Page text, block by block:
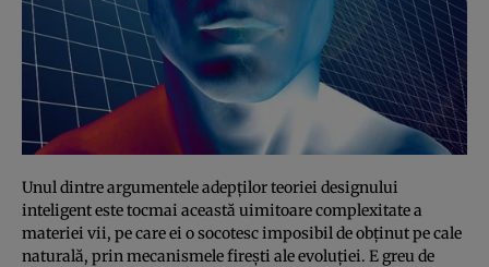
Unul dintre argumentele adepţilor teoriei designului
inteligent este tocmai această uimitoare complexitate a
materiei vii, pe care ei o socotesc imposibil de obţinut pe cale
naturală, prin mecanismele fireşti ale evoluţiei. E greu de